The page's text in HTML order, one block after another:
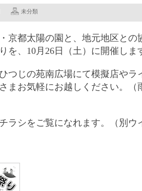
未分類
京都太陽の園と、地元地区との
を、10月26日（土）に開催しま
つじの苑南広場にて模擬店やラ
まお気軽にお越しください。（
ラシをご覧になれます。（別ウ